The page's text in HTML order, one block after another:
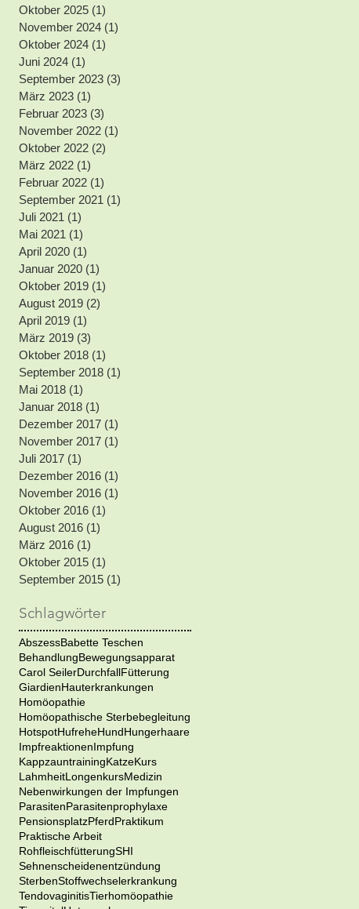
Oktober 2025 (1)
November 2024 (1)
Oktober 2024 (1)
Juni 2024 (1)
September 2023 (3)
März 2023 (1)
Februar 2023 (3)
November 2022 (1)
Oktober 2022 (2)
März 2022 (1)
Februar 2022 (1)
September 2021 (1)
Juli 2021 (1)
Mai 2021 (1)
April 2020 (1)
Januar 2020 (1)
Oktober 2019 (1)
August 2019 (2)
April 2019 (1)
März 2019 (3)
Oktober 2018 (1)
September 2018 (1)
Mai 2018 (1)
Januar 2018 (1)
Dezember 2017 (1)
November 2017 (1)
Juli 2017 (1)
Dezember 2016 (1)
November 2016 (1)
Oktober 2016 (1)
August 2016 (1)
März 2016 (1)
Oktober 2015 (1)
September 2015 (1)
Schlagwörter
AbszessBabette Teschen
BehandlungBewegungsapparat
Carol SeilerDurchfallFütterung
GiardienHauterkrankungen
Homöopathie
Homöopathische Sterbebegleitung
HotspotHufreheHundHungerhaare
ImpfreaktionenImpfung
KappzauntrainingKatzeKurs
LahmheitLongenkursMedizin
Nebenwirkungen der Impfungen
ParasitenParasitenprophylaxe
PensionsplatzPferdPraktikum
Praktische Arbeit
RohfleischfütterungSHI
Sehnenscheidenentzündung
SterbenStoffwechselerkrankung
TendovaginitisTierhomöopathie